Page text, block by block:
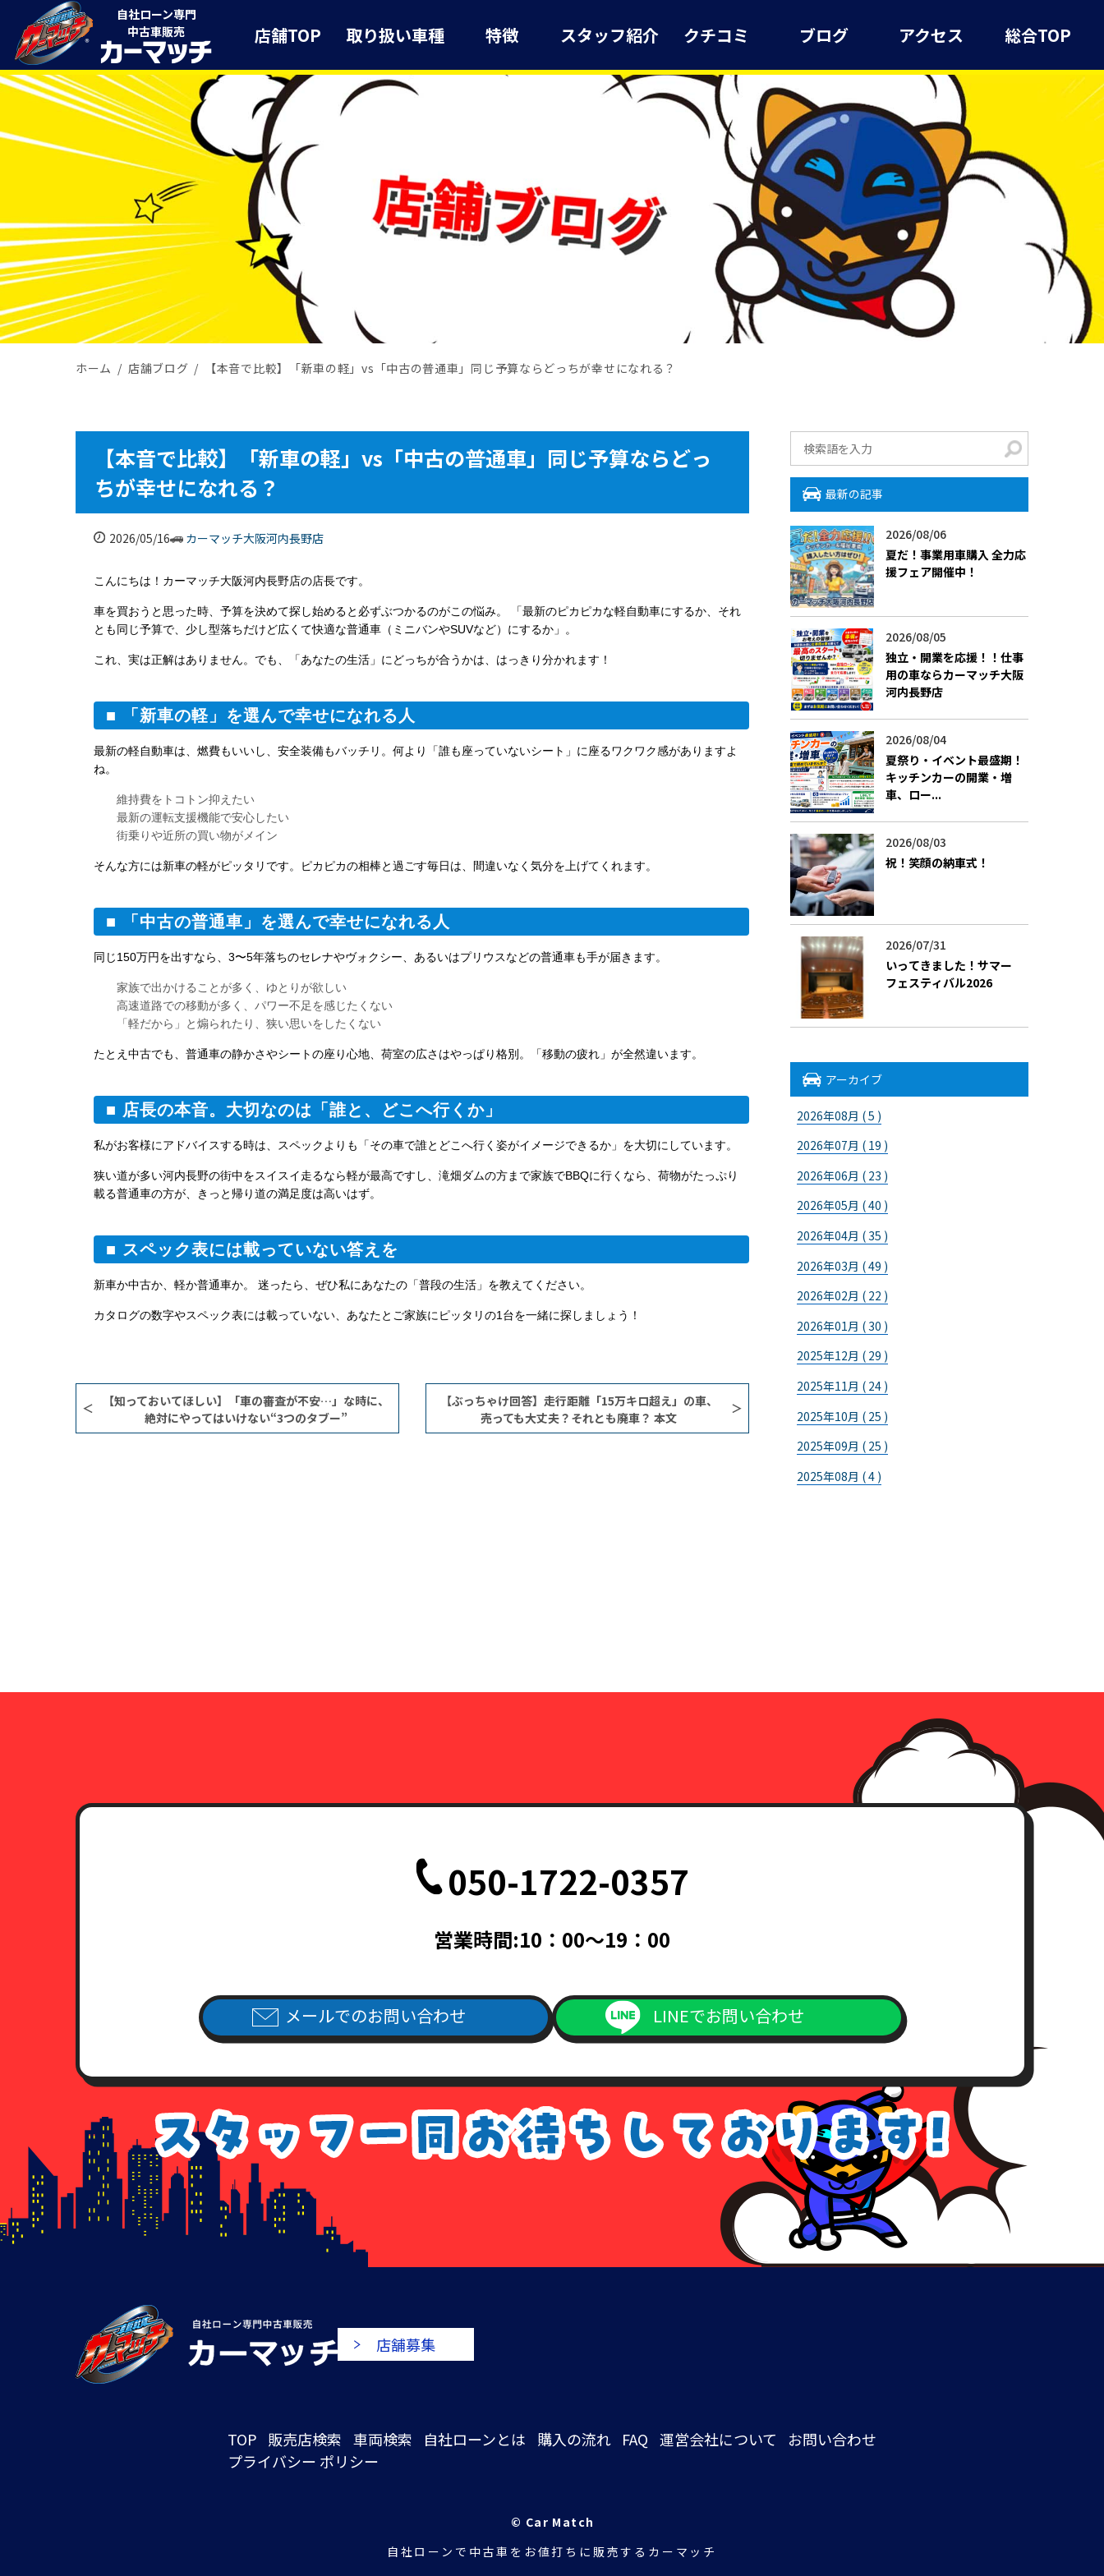
自社ローン専門
中古車販売
店舗TOP 取り扱い車種 特徴 スタッフ紹介 クチコミ ブログ アクセス 総合TOP
ホーム 店舗ブログ 【本音で比較】「新車の軽」vs「中古の普通車」同じ予算ならどっちが幸せになれる？
【本音で比較】「新車の軽」vs「中古の普通車」同じ予算ならどっ
ちが幸せになれる？
2026/05/16 カーマッチ大阪河内長野店
こんにちは！カーマッチ大阪河内長野店の店長です。
車を買おうと思った時、予算を決めて探し始めると必ずぶつかるのがこの悩み。
「最新のピカピカな軽自動車にするか、それ
とも同じ予算で、少し型落ちだけど広くて快適な普通車（ミニバンやSUVなど）にするか」。
これ、実は正解はありません。でも、「あなたの生活」にどっちが合うかは、はっきり分かれます！
■ 「新車の軽」を選んで幸せになれる人
最新の軽自動車は、燃費もいいし、安全装備もバッチリ。何より「誰も座っていないシート」に座るワクワク感がありますよ
ね。
維持費をトコトン抑えたい
最新の運転支援機能で安心したい
街乗りや近所の買い物がメイン
そんな方には新車の軽がピッタリです。ピカピカの相棒と過ごす毎日は、間違いなく気分を上げてくれます。
■ 「中古の普通車」を選んで幸せになれる人
同じ150万円を出すなら、3〜5年落ちのセレナやヴォクシー、あるいはプリウスなどの普通車も手が届きます。
家族で出かけることが多く、ゆとりが欲しい
高速道路での移動が多く、パワー不足を感じたくない
「軽だから」と煽られたり、狭い思いをしたくない
たとえ中古でも、普通車の静かさやシートの座り心地、荷室の広さはやっぱり格別。「移動の疲れ」が全然違います。
■ 店長の本音。大切なのは「誰と、どこへ行くか」
私がお客様にアドバイスする時は、スペックよりも「その車で誰とどこへ行く姿がイメージできるか」を大切にしています。
狭い道が多い河内長野の街中をスイスイ走るなら軽が最高ですし、滝畑ダムの方まで家族でBBQに行くなら、荷物がたっぷり
載る普通車の方が、きっと帰り道の満足度は高いはず。
■ スペック表には載っていない答えを
新車か中古か、軽か普通車か。 迷ったら、ぜひ私にあなたの「普段の生活」を教えてください。
カタログの数字やスペック表には載っていない、あなたとご家族にピッタリの1台を一緒に探しましょう！
【知っておいてほしい】「車の審査が不安…」な時に、
絶対にやってはいけない“3つのタブー”
【ぶっちゃけ回答】走行距離「15万キロ超え」の車、
売っても大丈夫？それとも廃車？ 本文
最新の記事
2026/08/06
夏だ！事業用車購入 全力応
援フェア開催中！
2026/08/05
独立・開業を応援！！仕事
用の車ならカーマッチ大阪
河内長野店
2026/08/04
夏祭り・イベント最盛期！
キッチンカーの開業・増
車、ロー...
2026/08/03
​祝！笑顔の納車式！
2026/07/31
いってきました！サマー
フェスティバル2026
アーカイブ
2026年08月 ( 5 )
2026年07月 ( 19 )
2026年06月 ( 23 )
2026年05月 ( 40 )
2026年04月 ( 35 )
2026年03月 ( 49 )
2026年02月 ( 22 )
2026年01月 ( 30 )
2025年12月 ( 29 )
2025年11月 ( 24 )
2025年10月 ( 25 )
2025年09月 ( 25 )
2025年08月 ( 4 )
050-1722-0357
営業時間:10：00～19：00
メールでのお問い合わせ LINEでお問い合わせ
店舗募集
TOP 販売店検索 車両検索 自社ローンとは 購入の流れ FAQ 運営会社について
お問い合わせ
プライバシー ポリシー
© Car Match
自社ローンで中古車をお値打ちに販売するカーマッチ